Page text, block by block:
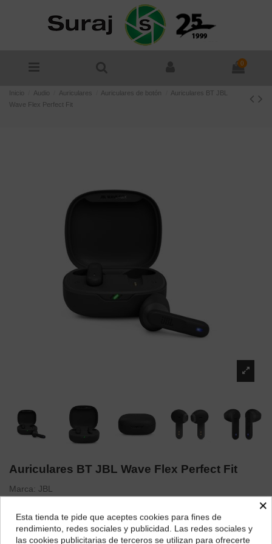
0
Inicio Audio Auriculares Auriculares de botón
Auriculares BT JBL
Wave Flex Perfect Fit
Auriculares BT JBL Wave Flex Perfect Fit
Marca: JBL
¿Dónde deseas recibir tu pedido?
×
Esta tienda te pide que aceptes cookies para fines de
rendimiento, redes sociales y publicidad. Las redes sociales y
las cookies publicitarias de terceros se utilizan para ofrecerte